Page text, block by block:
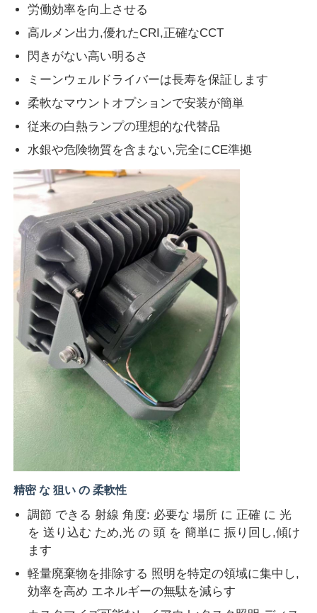
防爆ボックス
防爆スイッチ
防爆ケーブル腺
耐圧防爆プラグおよびソケット
労働効率を向上させる
高ルメン出力,優れたCRI,正確なCCT
閃きがない高い明るさ
ミーンウェルドライバーは長寿を保証します
柔軟なマウントオプションで安装が簡単
従来の白熱ランプの理想的な代替品
水銀や危険物質を含まない,完全にCE準拠
精密 な 狙い の 柔軟性
調節 できる 射線 角度: 必要な 場所 に 正確 に 光
を 送り込む ため,光 の 頭 を 簡単に 振り回し,傾け
ます
軽量廃棄物を排除する 照明を特定の領域に集中し,
効率を高め エネルギーの無駄を減らす